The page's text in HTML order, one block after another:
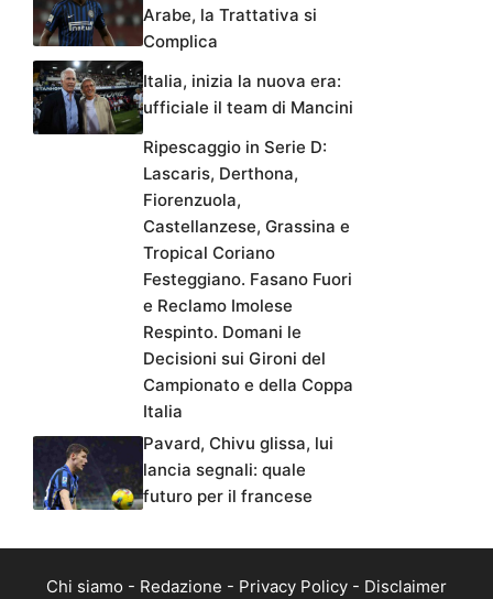
Arabe, la Trattativa si
Complica
Italia, inizia la nuova era:
ufficiale il team di Mancini
Ripescaggio in Serie D:
Lascaris, Derthona,
Fiorenzuola,
Castellanzese, Grassina e
Tropical Coriano
Festeggiano. Fasano Fuori
e Reclamo Imolese
Respinto. Domani le
Decisioni sui Gironi del
Campionato e della Coppa
Italia
Pavard, Chivu glissa, lui
lancia segnali: quale
futuro per il francese
Chi siamo - Redazione - Privacy Policy - Disclaimer